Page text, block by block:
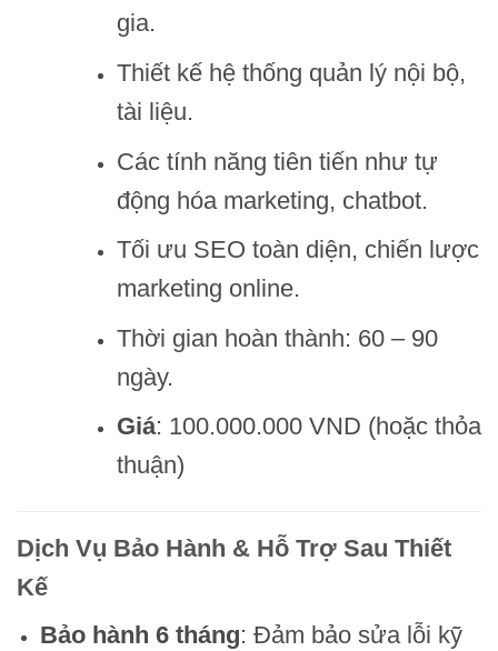
gia.
Thiết kế hệ thống quản lý nội bộ,
tài liệu.
Các tính năng tiên tiến như tự
động hóa marketing, chatbot.
Tối ưu SEO toàn diện, chiến lược
marketing online.
Thời gian hoàn thành: 60 – 90
ngày.
Giá: 100.000.000 VND (hoặc thỏa
thuận)
Dịch Vụ Bảo Hành & Hỗ Trợ Sau Thiết
Kế
Bảo hành 6 tháng: Đảm bảo sửa lỗi kỹ